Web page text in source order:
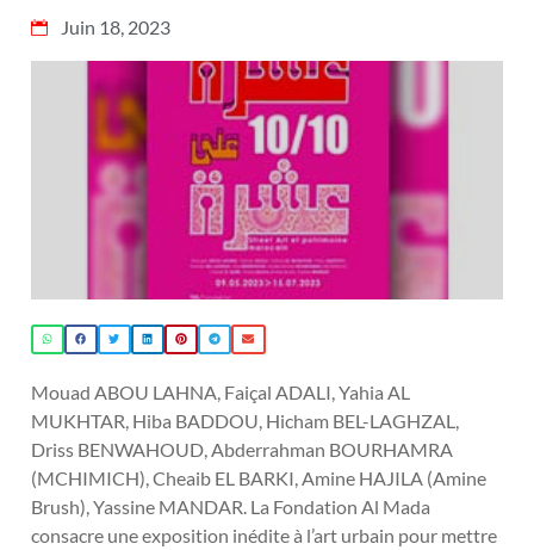
Juin 18, 2023
Mouad ABOU LAHNA, Faiçal ADALI, Yahia AL
MUKHTAR, Hiba BADDOU, Hicham BEL-LAGHZAL,
Driss BENWAHOUD, Abderrahman BOURHAMRA
(MCHIMICH), Cheaib EL BARKI, Amine HAJILA (Amine
Brush), Yassine MANDAR. La Fondation Al Mada
consacre une exposition inédite à l’art urbain pour mettre